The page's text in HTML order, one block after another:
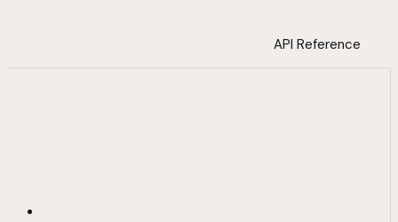
API Reference